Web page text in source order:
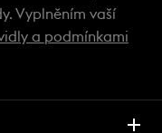
Vyplněním vaší
a podmínkami